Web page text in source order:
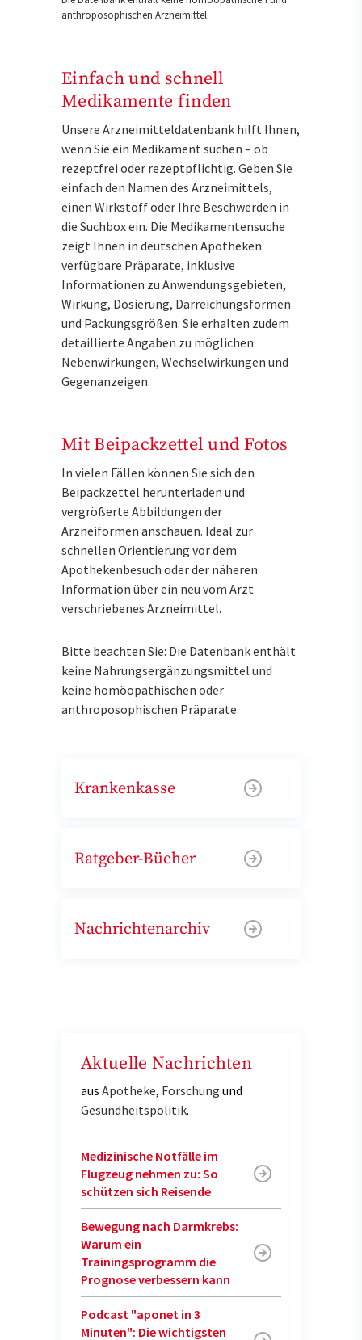
anthroposophischen Arzneimittel.
Einfach und schnell
Medikamente finden
Unsere Arzneimitteldatenbank hilft Ihnen,
wenn Sie ein Medikament suchen – ob
rezeptfrei oder rezeptpflichtig. Geben Sie
einfach den Namen des Arzneimittels,
einen Wirkstoff oder Ihre Beschwerden in
die Suchbox ein. Die Medikamentensuche
zeigt Ihnen in deutschen Apotheken
verfügbare Präparate, inklusive
Informationen zu Anwendungsgebieten,
Wirkung, Dosierung, Darreichungsformen
und Packungsgrößen. Sie erhalten zudem
detaillierte Angaben zu möglichen
Nebenwirkungen, Wechselwirkungen und
Gegenanzeigen.
Mit Beipackzettel und Fotos
In vielen Fällen können Sie sich den
Beipackzettel herunterladen und
vergrößerte Abbildungen der
Arzneiformen anschauen. Ideal zur
schnellen Orientierung vor dem
Apothekenbesuch oder der näheren
Information über ein neu vom Arzt
verschriebenes Arzneimittel.
Bitte beachten Sie: Die Datenbank enthält
keine Nahrungsergänzungsmittel und
keine homöopathischen oder
anthroposophischen Präparate.
Krankenkasse
Ratgeber-Bücher
Nachrichtenarchiv
Aktuelle Nachrichten
aus Apotheke, Forschung und
Gesundheitspolitik.
Medizinische Notfälle im
Flugzeug nehmen zu: So
schützen sich Reisende
Bewegung nach Darmkrebs:
Warum ein
Trainingsprogramm die
Prognose verbessern kann
Podcast "aponet in 3
Minuten": Die wichtigsten